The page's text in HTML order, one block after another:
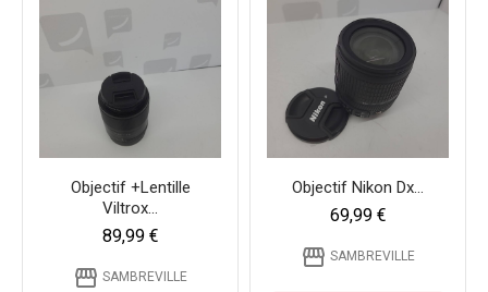
Objectif +lentille
Viltrox...
89,99 €
storefront SAMBREVILLE
Objectif Nikon Dx...
69,99 €
storefront SAMBREVILLE